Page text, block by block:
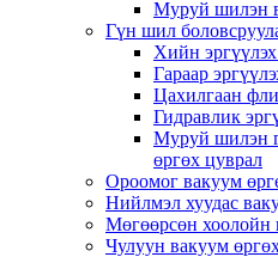
Муруй шилэн
Гүн шил
Хийн
Гараар
Цахилгаан
Гидравлик
Муруй шилэн
өргөх цуврал
Ороомог вакуум
Нийлмэл хуудас
Мөгөөрсөн хоолойн
Чулуун вакуум